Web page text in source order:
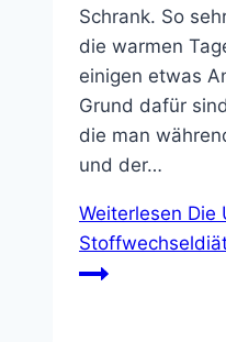
Schrank. So
die warmen
einigen etwas
Grund dafür
die man
und der…
Weiterlesen Die